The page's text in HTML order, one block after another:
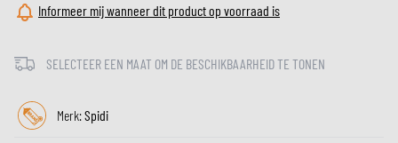
Informeer mij wanneer dit product op voorraad is
SELECTEER EEN MAAT OM DE BESCHIKBAARHEID TE TONEN
Merk:Spidi